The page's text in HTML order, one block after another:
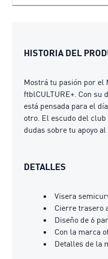
HISTORIA DEL
Mostrá tu pasión por el
ftblCULTURE+. Con su
está pensada para el
otro. El escudo del
dudas sobre tu apoyo al
DETALLES
Visera
Cierre trasero
Diseño de 6
Con la marca
Detalles de la